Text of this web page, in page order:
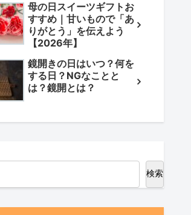
母の日スイーツギフトお
すすめ｜甘いもので「あ
りがとう」を伝えよう
【2026年】
鏡開きの日はいつ？何を
する日？NGなことと
は？鏡開とは？
検索